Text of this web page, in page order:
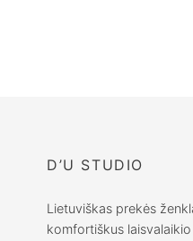
D’U STUDIO
Lietuviškas prekės
komfortiškus